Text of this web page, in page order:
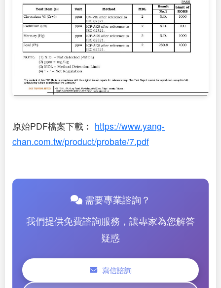
原始PDF檔案下載︰ https://www.yang-
chan.com.tw/product/probate/7.pdf
需要專業諮詢？
我們提供免費諮詢服務，讓專家為您解答
疑惑
寫信諮詢